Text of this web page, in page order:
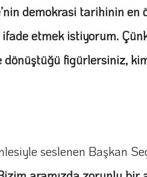
demokrasi tarihinin en
ifade etmek istiyorum.
dönüştüğü figürlersiniz,
seslenen Başkan